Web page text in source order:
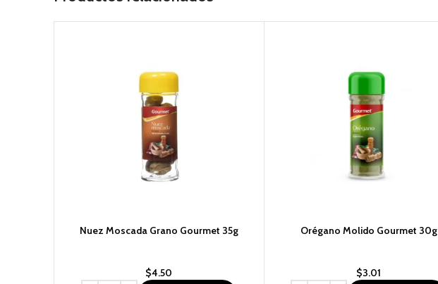
Nuez Moscada Grano Gourmet 35g
$4.50
Orégano Molido Gourmet 30g
$3.01